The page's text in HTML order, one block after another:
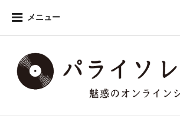
メニュー